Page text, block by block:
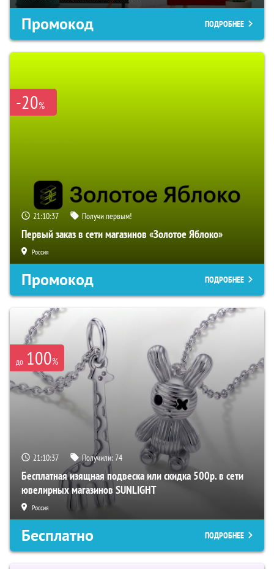
Промокод ПОДРОБНЕЕ
-20%
21:10:36 Получи первым!
Первый заказ в сети магазинов «Золотое Яблоко»
Россия
Промокод ПОДРОБНЕЕ
до 100%
21:10:36 Получили:74
Бесплатная изящная подвеска или скидка 500р. в сети
ювелирных магазинов SUNLIGHT
Россия
Бесплатно ПОДРОБНЕЕ